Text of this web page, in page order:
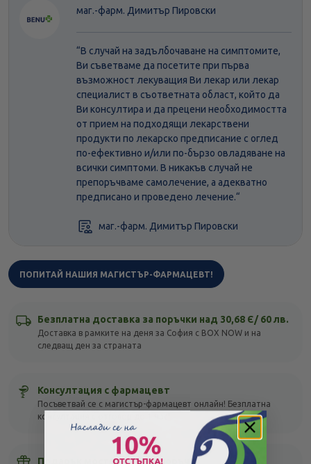
маг.-фарм. Димитър Пировски
“В случай на задълбочаване на симптомите,
Ви съветваме да посетите при първа
възможност лекуващия Ви лекар или лекар
специалист в съответната област, който да
Ви консултира и да прецени необходимостта
от прием на подходящи лекарствени
продукти по лекарско предписание с оглед
по-ефективно и/или по-бързо овладяване на
всички симптоми. В никакъв случай не
препоръчваме самолечение, а адекватно
предписано и проведено лечение.“
маг.-фарм. Димитър Пировски
ПОПИТАЙ НАШИЯ МАГИСТЪР-ФАРМАЦЕВТ!
Безплатна доставка за поръчки над 30,68 Є/ 60 лв.
Доставка в рамките на деня за София с BOX NOW и на
следващ ден за страната
Консултация с фармацевт
Посъветвай се с магистър-фармацевт онлайн! Безплатна
консултация с отговор до 1 час!
Подарък мостра с всяка поръчка